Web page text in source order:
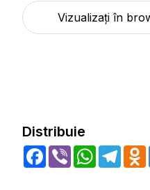
Vizualizați în
Distribuie
Facebook
Viber WhatsApp